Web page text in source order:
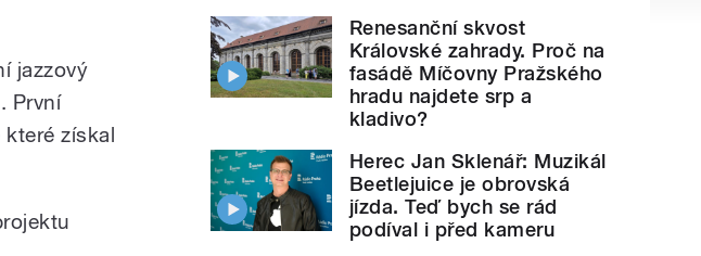
jazzový
První
které získal
Renesanční skvost
Královské zahrady. Proč na
fasádě Míčovny Pražského
hradu najdete srp a
kladivo?
Herec Jan Sklenář: Muzikál
Beetlejuice je obrovská
jízda. Teď bych se rád
podíval i před kameru